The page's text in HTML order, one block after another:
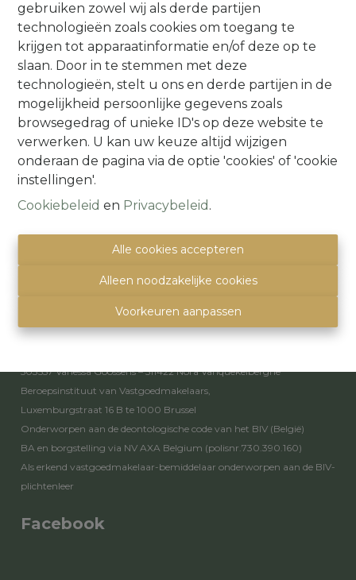
gebruiken zowel wij als derde partijen
technologieën zoals cookies om toegang te
krijgen tot apparaatinformatie en/of deze op te
slaan. Door in te stemmen met deze
technologieën, stelt u ons en derde partijen in de
mogelijkheid persoonlijke gegevens zoals
browsegedrag of unieke ID's op deze website te
verwerken. U kan uw keuze altijd wijzigen
onderaan de pagina via de optie 'cookies' of 'cookie
instellingen'.
Cookiebeleid en Privacybeleid .
Alle cookies accepteren
Alleen noodzakelijke cookies
Voorkeuren aanpassen
Te koop Te huur
Contact
Alsembergsesteenweg 259
1501 Halle (Buizingen)
(Parking naast de deur)
Privacy statement
Toezichthoudende autoriteit
503557 Vanessa Goossens – 511422 Nora Vanquekelberghe
Beroepsinstituut van Vastgoedmakelaars,
Luxemburgstraat 16 B te 1000 Brussel
Onderworpen aan de deontologische code van het BIV (België)
BA en borgstelling via NV AXA Belgium (polisnr.730.390.160)
Als erkend vastgoedmakelaar-bemiddelaar onderworpen aan de BIV-
plichtenleer
Facebook